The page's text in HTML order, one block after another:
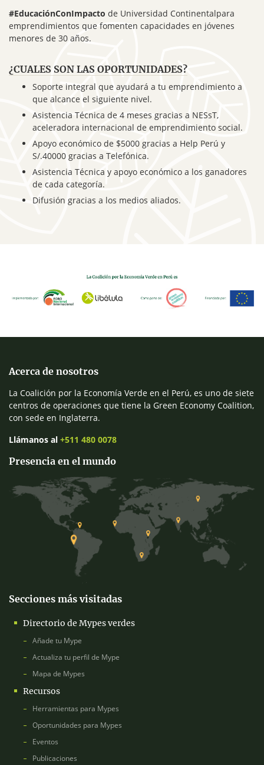
#EducaciónConImpacto de Universidad Continentalpara
emprendimientos que fomenten capacidades en jóvenes
menores de 30 años.
¿CUALES SON LAS OPORTUNIDADES?
Soporte integral que ayudará a tu emprendimiento a
que alcance el siguiente nivel.
Asistencia Técnica de 4 meses gracias a NESsT,
aceleradora internacional de emprendimiento social.
Apoyo económico de $5000 gracias a Help Perú y
S/.40000 gracias a Telefónica.
Asistencia Técnica y apoyo económico a los ganadores
de cada categoría.
Difusión gracias a los medios aliados.
Acerca de nosotros
La Coalición por la Economía Verde en el Perú, es uno de siete
centros de operaciones que tiene la Green Economy Coalition,
con sede en Inglaterra.
Llámanos al +511 480 0078
Presencia en el mundo
Secciones más visitadas
Directorio de Mypes verdes
Añade tu Mype
Actualiza tu perfil de Mype
Mapa de Mypes
Recursos
Herramientas para Mypes
Oportunidades para Mypes
Eventos
Publicaciones